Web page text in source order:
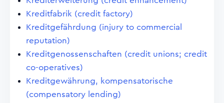
Kreditfabrik (credit factory)
Kreditgefährdung (injury to commercial
reputation)
Kreditgenossenschaften (credit unions; credit
co-operatives)
Kreditgewährung, kompensatorische
(compensatory lending)